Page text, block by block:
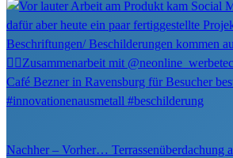
Nachher – Vorher… Terrassenüberdachung